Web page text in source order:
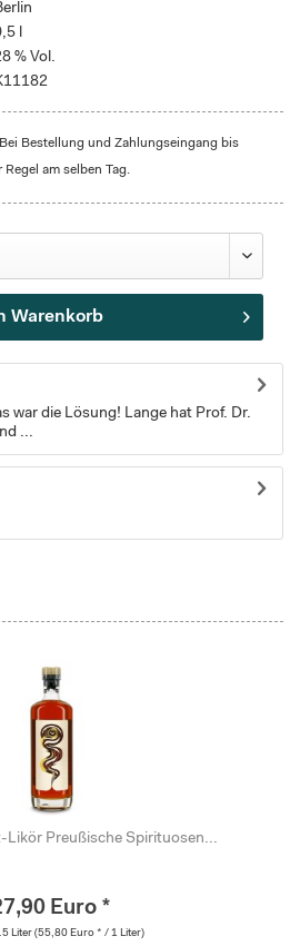
l
% Vol.
Bestellung und Zahlungseingang bis
am selben Tag.
Warenkorb
war die Lösung! Lange hat Prof. Dr.
...
Likör Preußische Spirituosen...
Euro *
Liter (55,80 Euro * / 1 Liter)